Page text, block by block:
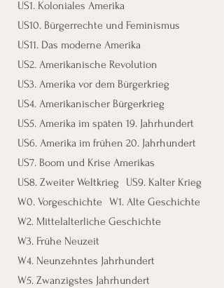
US1. Koloniales Amerika
US10. Bürgerrechte und Feminismus
US11. Das moderne Amerika
US2. Amerikanische Revolution
US3. Amerika vor dem Bürgerkrieg
US4. Amerikanischer Bürgerkrieg
US5. Amerika im späten 19. Jahrhundert
US6. Amerika im frühen 20. Jahrhundert
US7. Boom und Krise Amerikas
US8. Zweiter Weltkrieg
US9. Kalter Krieg
W0. Vorgeschichte
W1. Alte Geschichte
W2. Mittelalterliche Geschichte
W3. Frühe Neuzeit
W4. Neunzehntes Jahrhundert
W5. Zwanzigstes Jahrhundert